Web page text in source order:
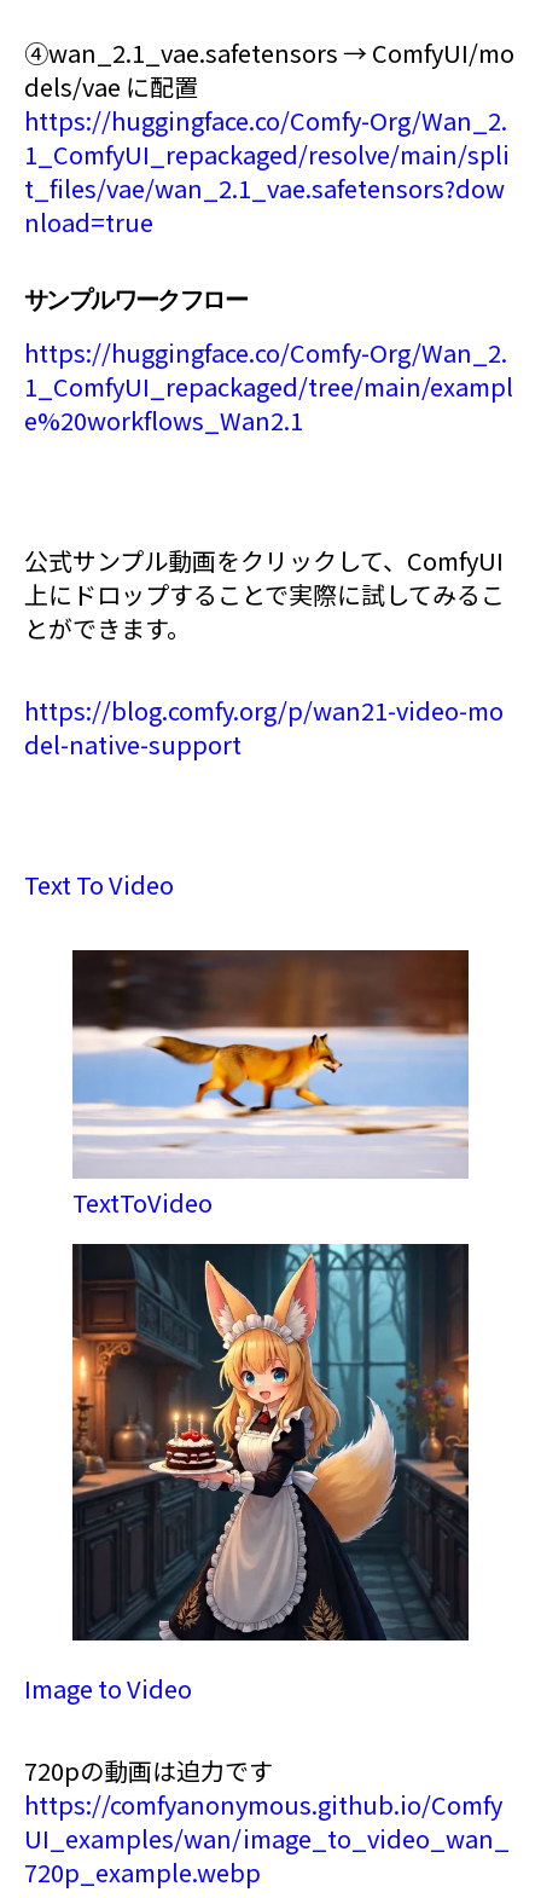
④wan_2.1_vae.safetensors → ComfyUI/mo
dels/vae に配置
https://huggingface.co/Comfy-Org/Wan_2.
1_ComfyUI_repackaged/resolve/main/spli
t_files/vae/wan_2.1_vae.safetensors?dow
nload=true
サンプルワークフロー
https://huggingface.co/Comfy-Org/Wan_2.
1_ComfyUI_repackaged/tree/main/exampl
e%20workflows_Wan2.1
公式サンプル動画をクリックして、ComfyUI
上にドロップすることで実際に試してみるこ
とができます。
https://blog.comfy.org/p/wan21-video-mo
del-native-support
Text To Video
TextToVideo
Image to Video
720pの動画は迫力です
https://comfyanonymous.github.io/Comfy
UI_examples/wan/image_to_video_wan_
720p_example.webp